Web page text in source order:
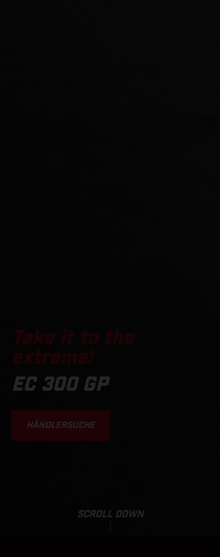
Take it to the
extreme!
EC 300 GP
HÄNDLERSUCHE
SCROLL DOWN